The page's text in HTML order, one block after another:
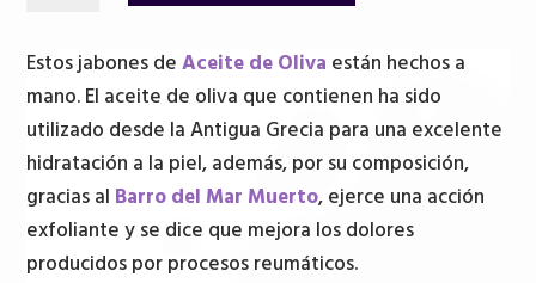
Muerto
-
Jabón
de
Aceite
de
Oliva
Estos jabones deAceite de Oliva están hechos a
mano. El aceite de oliva que contienen ha sido
utilizado desde la Antigua Grecia para una excelente
hidratación a la piel, además, por su composición,
gracias al Barro del Mar Muerto, ejerce una acción
exfoliante y se dice que mejora los dolores
producidos por procesos reumáticos.